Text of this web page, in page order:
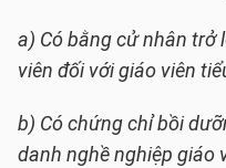
a) Có bằng cử nhân trở
viên đối với giáo viên
b) Có chứng chỉ bồi
danh nghề nghiệp giáo